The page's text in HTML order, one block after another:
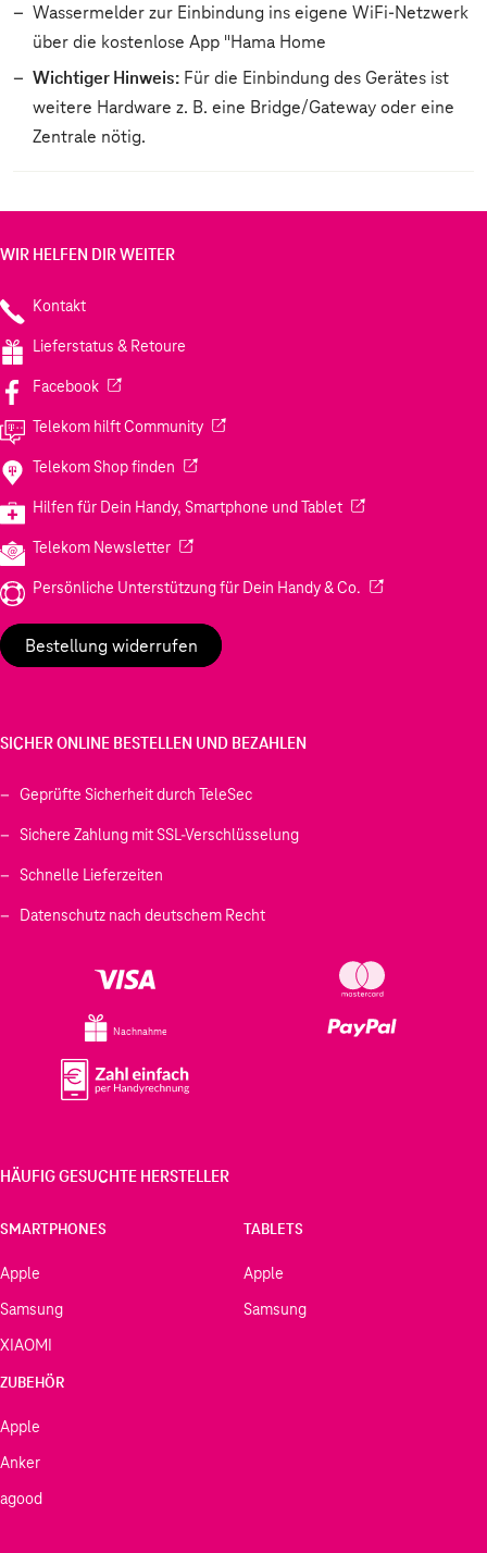
Wassermelder zur Einbindung ins eigene WiFi-Netzwerk
über die kostenlose App "Hama Home
Wichtiger Hinweis: Für die Einbindung des Gerätes ist
weitere Hardware z. B. eine Bridge/Gateway oder eine
Zentrale nötig.
WIR HELFEN DIR WEITER
Kontakt
Lieferstatus & Retoure
Facebook(Wird in einem neuen Tab geöffnet)
Telekom hilft Community(Wird in einem neuen Tab geöffnet)
Telekom Shop finden (Wird in einem neuen Tab geöffnet)
Hilfen für Dein Handy, Smartphone und Tablet(Wird in einem
Telekom Newsletter(Wird in einem neuen Tab geöffnet)
Persönliche Unterstützung für Dein Handy & Co. (Wird in einem
Bestellung widerrufen
SICHER ONLINE BESTELLEN UND BEZAHLEN
Geprüfte Sicherheit durch TeleSec
Sichere Zahlung mit SSL-Verschlüsselung
Schnelle Lieferzeiten
Datenschutz nach deutschem Recht
Nachnahme
HÄUFIG GESUCHTE HERSTELLER
SMARTPHONES
Apple
Samsung
XIAOMI
TABLETS
Apple
Samsung
ZUBEHÖR
Apple
Anker
agood